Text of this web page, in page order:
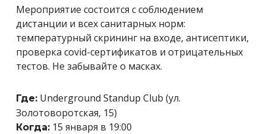
Мероприятие состоится с соблюдением
дистанции и всех санитарных норм:
температурный скрининг на входе, антисептики,
проверка covid-сертификатов и отрицательных
тестов. Не забывайте о масках.
Где: Underground Standup Club (ул.
Золотоворотская, 15)
Когда: 15 января в 19:00